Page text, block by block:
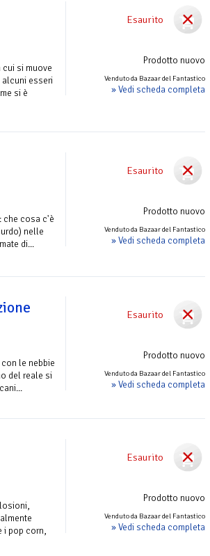
Esaurito
Prodotto nuovo
Venduto da Bazaar del Fantastico
» Vedi scheda completa
si muove
esseri
si è
Esaurito
Prodotto nuovo
Venduto da Bazaar del Fantastico
» Vedi scheda completa
che cosa c'è
nelle
di...
Esaurito
Prodotto nuovo
Venduto da Bazaar del Fantastico
» Vedi scheda completa
le nebbie
del reale si
Esaurito
Prodotto nuovo
Venduto da Bazaar del Fantastico
» Vedi scheda completa
i pop corn,